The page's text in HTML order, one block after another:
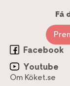
Få
Facebook
Youtube
Om Köket.se